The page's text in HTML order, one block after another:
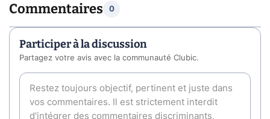
Commentaires 0
Participer à la discussion
Partagez votre avis avec la communauté Clubic.